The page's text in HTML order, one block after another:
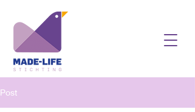
Post